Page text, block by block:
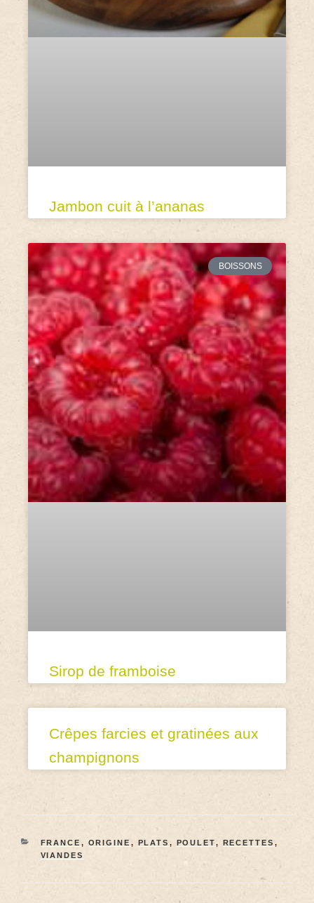
Jambon cuit à l’ananas
BOISSONS
Sirop de framboise
Crêpes farcies et gratinées aux
champignons
FRANCE , ORIGINE , PLATS , POULET, RECETTES ,
VIANDES